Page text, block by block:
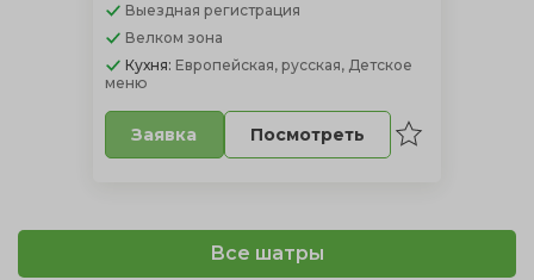
Выездная регистрация
Велком зона
Кухня: Европейская, русская, Детское
меню
Заявка Посмотреть
Все шатры